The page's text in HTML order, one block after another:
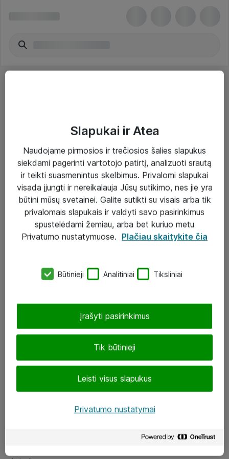
Paslaugos
Sprendimai
Įgyvendinti projektai
Atea ekspertų patarimai verslui
eShop@atea.lt
LinkedIn
Slapukai ir Atea
Naudojame pirmosios ir trečiosios šalies slapukus
siekdami pagerinti vartotojo patirtį, analizuoti srautą
ir teikti suasmenintus skelbimus. Privalomi slapukai
visada įjungti ir nereikalauja Jūsų sutikimo, nes jie yra
būtini mūsų svetainei. Galite sutikti su visais arba tik
privalomais slapukais ir valdyti savo pasirinkimus
spustelėdami žemiau, arba bet kuriuo metu
Privatumo nustatymuose. Plačiau skaitykite čia
Būtinieji Analitiniai Tiksliniai
Tik būtinieji
Leisti visus slapukus
Įrašyti pasirinkimus
Privatumo nustatymai